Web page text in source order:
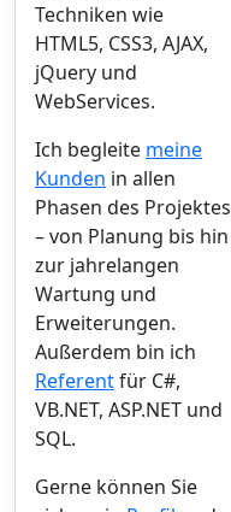
Techniken wie
HTML5, CSS3, AJAX,
jQuery und
WebServices.
Ich begleite meine
Kunden in allen
Phasen des Projektes
– von Planung bis hin
zur jahrelangen
Wartung und
Erweiterungen.
Außerdem bin ich
Referentfür C#,
VB.NET, ASP.NET und
SQL.
Gerne können Sie